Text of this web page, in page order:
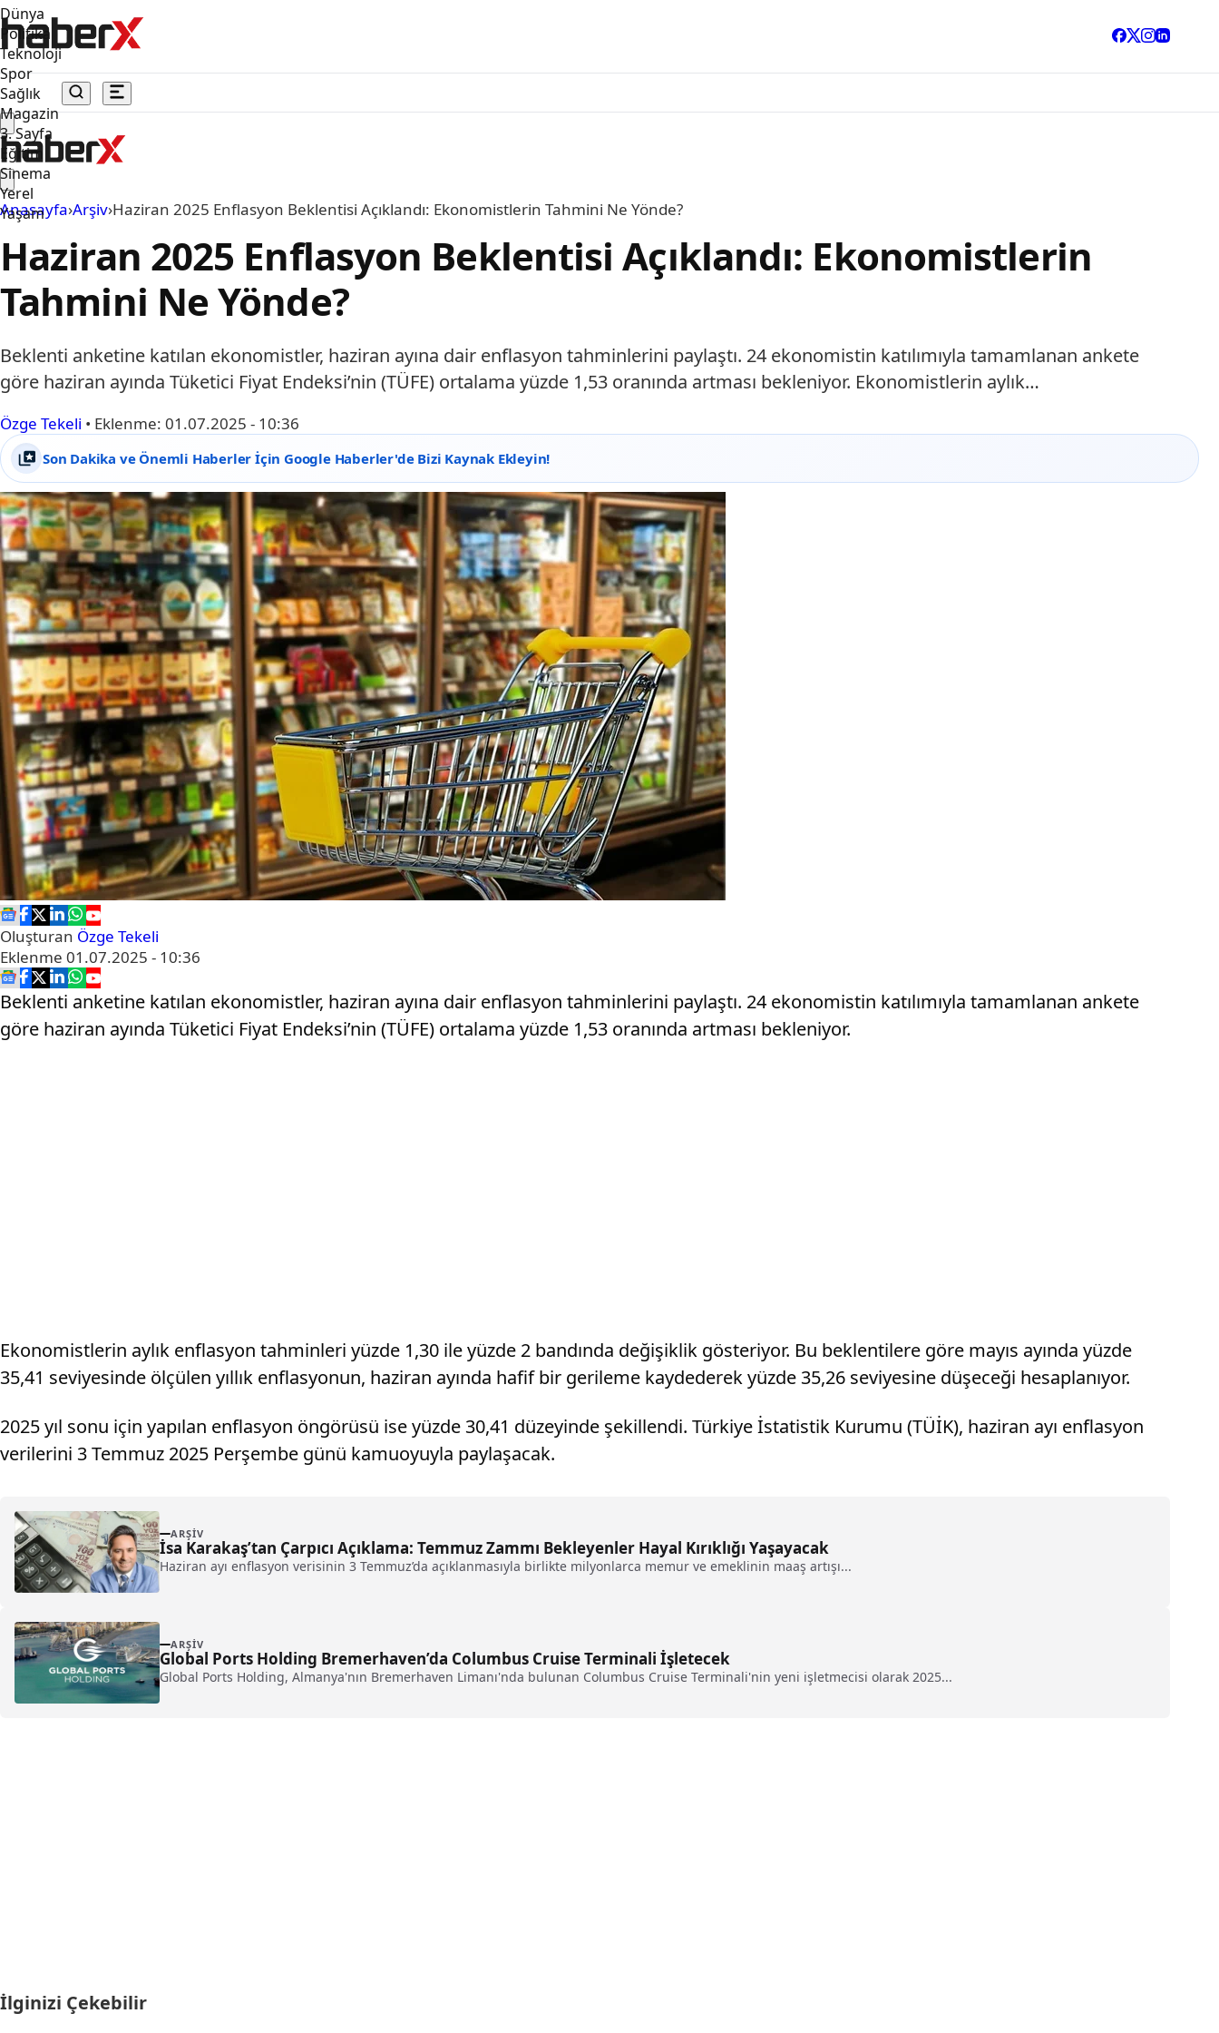
Dünya
Politika
Teknoloji
Spor
Sağlık
Magazin
3. Sayfa
Eğitim
Sinema
Yerel
Yaşam
Anasayfa›Arşiv›Haziran 2025 Enflasyon Beklentisi Açıklandı: Ekonomistlerin Tahmini Ne Yönde?
Haziran 2025 Enflasyon Beklentisi Açıklandı: Ekonomistlerin
Tahmini Ne Yönde?
Beklenti anketine katılan ekonomistler, haziran ayına dair enflasyon tahminlerini paylaştı. 24 ekonomistin katılımıyla tamamlanan ankete
göre haziran ayında Tüketici Fiyat Endeksi’nin (TÜFE) ortalama yüzde 1,53 oranında artması bekleniyor. Ekonomistlerin aylık…
Özge Tekeli • Eklenme: 01.07.2025 - 10:36
Son Dakika ve Önemli Haberler İçin Google Haberler'de Bizi Kaynak Ekleyin!
Oluşturan Özge Tekeli
Eklenme 01.07.2025 - 10:36
Beklenti anketine katılan ekonomistler, haziran ayına dair enflasyon tahminlerini paylaştı. 24 ekonomistin katılımıyla tamamlanan ankete
göre haziran ayında Tüketici Fiyat Endeksi’nin (TÜFE) ortalama yüzde 1,53 oranında artması bekleniyor.
Ekonomistlerin aylık enflasyon tahminleri yüzde 1,30 ile yüzde 2 bandında değişiklik gösteriyor. Bu beklentilere göre mayıs ayında yüzde
35,41 seviyesinde ölçülen yıllık enflasyonun, haziran ayında hafif bir gerileme kaydederek yüzde 35,26 seviyesine düşeceği hesaplanıyor.
2025 yıl sonu için yapılan enflasyon öngörüsü ise yüzde 30,41 düzeyinde şekillendi. Türkiye İstatistik Kurumu (TÜİK), haziran ayı enflasyon
verilerini 3 Temmuz 2025 Perşembe günü kamuoyuyla paylaşacak.
ARŞIV
İsa Karakaş’tan Çarpıcı Açıklama: Temmuz Zammı Bekleyenler Hayal Kırıklığı Yaşayacak
Haziran ayı enflasyon verisinin 3 Temmuz’da açıklanmasıyla birlikte milyonlarca memur ve emeklinin maaş artışı...
ARŞIV
Global Ports Holding Bremerhaven’da Columbus Cruise Terminali İşletecek
Global Ports Holding, Almanya'nın Bremerhaven Limanı'nda bulunan Columbus Cruise Terminali'nin yeni işletmecisi olarak 2025...
İlginizi Çekebilir